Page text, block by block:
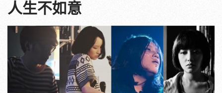
人生不如意